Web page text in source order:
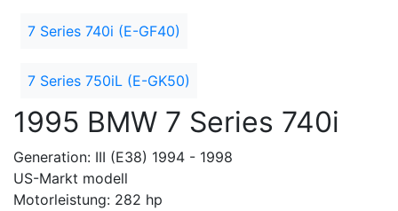
7 Series 740i (E-GF40)
7 Series 750iL (E-GK50)
1995 BMW 7 Series 740i
Generation: III (E38) 1994 - 1998
US-Markt modell
Motorleistung: 282 hp